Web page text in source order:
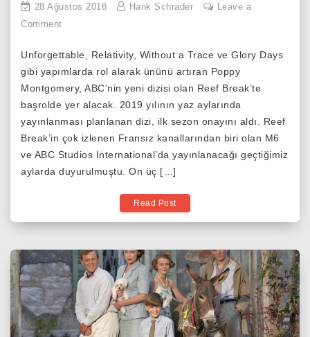
28 Ağustos 2018 Hank Schrader
Leave a
Commenton
Montgomery
Reef
Break
Dizisinde
Başrolde
Olacak
Unforgettable, Relativity, Without a Trace ve Glory Days
gibi yapımlarda rol alarak ününü artıran Poppy
Montgomery, ABC’nin yeni dizisi olan Reef Break’te
başrolde yer alacak. 2019 yılının yaz aylarında
yayınlanması planlanan dizi, ilk sezon onayını aldı. Reef
Break’in çok izlenen Fransız kanallarından biri olan M6
ve ABC Studios International’da yayınlanacağı geçtiğimiz
aylarda duyurulmuştu. On üç […]
Read Post